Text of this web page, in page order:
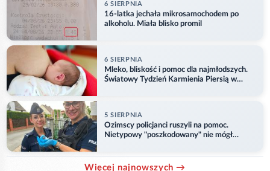
6 SIERPNIA
16-latka jechała mikrosamochodem po
alkoholu. Miała blisko promil
6 SIERPNIA
Mleko, bliskość i pomoc dla najmłodszych.
Światowy Tydzień Karmienia Piersią w
5 SIERPNIA
Ozimscy policjanci ruszyli na pomoc.
Nietypowy "poszkodowany" nie mógł
Więcej najnowszych →